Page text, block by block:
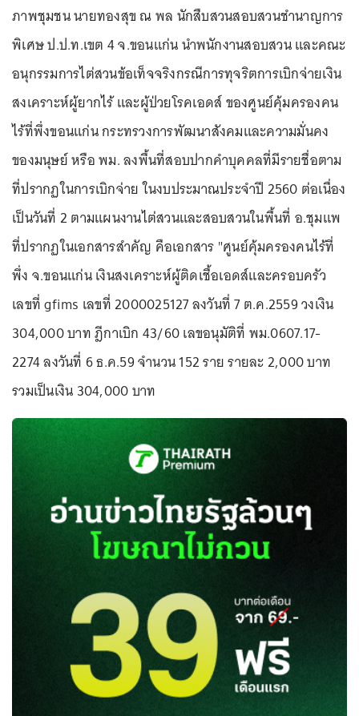
ภาพชุมชน นายทองสุข ณ พล นักสืบสวนสอบสวนชำนาญการ
พิเศษ ป.ป.ท.เขต 4 จ.ขอนแก่น นำพนักงานสอบสวน และคณะ
อนุกรรมการไต่สวนข้อเท็จจริงกรณีการทุจริตการเบิกจ่ายเงิน
สงเคราะห์ผู้ยากไร้ และผู้ป่วยโรคเอดส์ ของศูนย์คุ้มครองคน
ไร้ที่พึ่งขอนแก่น กระทรวงการพัฒนาสังคมและความมั่นคง
ของมนุษย์ หรือ พม. ลงพื้นที่สอบปากคำบุคคลที่มีรายชื่อตาม
ที่ปรากฏในการเบิกจ่าย ในงบประมาณประจำปี 2560 ต่อเนื่อง
เป็นวันที่ 2 ตามแผนงานไต่สวนและสอบสวนในพื้นที่ อ.ชุมแพ
ที่ปรากฏในเอกสารสำคัญ คือเอกสาร "ศูนย์คุ้มครองคนไร้ที่
พึ่ง จ.ขอนแก่น เงินสงเคราะห์ผู้ติดเชื้อเอดส์และครอบครัว
เลขที่ gfims เลขที่ 2000025127 ลงวันที่ 7 ต.ค.2559 วงเงิน
304,000 บาท ฎีกาเบิก 43/60 เลขอนุมัติที่ พม.0607.17-
2274 ลงวันที่ 6 ธ.ค.59 จำนวน 152 ราย รายละ 2,000 บาท
รวมเป็นเงิน 304,000 บาท